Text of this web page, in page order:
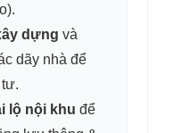
dựng và
dãy nhà để
lộ nội khu để